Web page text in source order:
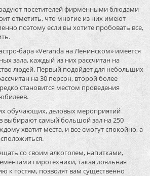
посетителей фирменными блюдами
отметить, что многие из них имеют
поэтому если вы хотите пробовать все,
бара «Veranda на Ленинском» имеется
зала, каждый из них рассчитан на
людей. Первый подойдет для небольших
на 30 персон, второй более
становится местом проведения
обучающих, деловых мероприятий
выбирают самый большой зал на 250
хватит места, и все смогут спокойно, а
со своим алкоголем, напитками,
пиротехники, такая лояльная
к гостям, позволят вам существенно